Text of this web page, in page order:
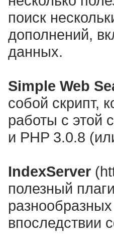
поиск
дополнений,
данных.
Simple Web
собой скрипт,
работы с этой
и PHP 3.0.8
IndexServer
полезный
впоследствии